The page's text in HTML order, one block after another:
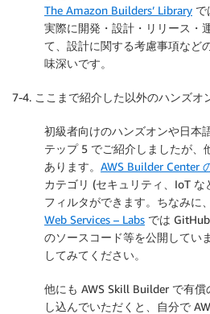
The Amazon Builders’ Library で
実際に開発・設計・リリース・
て、設計に関する考慮事項など
味深いです。
7-4. ここまで紹介した以外のハンズオ
初級者向けのハンズオンや日本
テップ 5 でご紹介しましたが、
あります。 AWS Builder Center
カテゴリ (セキュリティ、IoT な
フィルタができます。ちなみに、
Web Services – Labs では
のソースコード等を公開してい
してみてください。
他にも AWS Skill Builder で有
し込んでいただくと、自分で